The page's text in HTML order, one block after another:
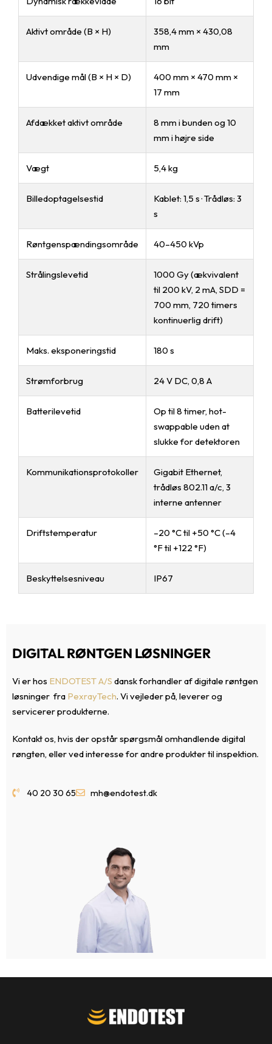
Aktivt område (B × H)
358,4 mm × 430,08
mm
Udvendige mål (B × H × D)
400 mm × 470 mm ×
17 mm
Afdækket aktivt område
8 mm i bunden og 10
mm i højre side
Vægt 5,4 kg
Billedoptagelsestid
Kablet: 1,5 s · Trådløs: 3
s
Røntgenspændingsområde 40–450 kVp
Strålingslevetid
1000 Gy (ækvivalent
til 200 kV, 2 mA, SDD =
700 mm, 720 timers
kontinuerlig drift)
Maks. eksponeringstid 180 s
Strømforbrug 24 V DC, 0,8 A
Batterilevetid
Op til 8 timer, hot-
swappable uden at
slukke for detektoren
Kommunikationsprotokoller
Gigabit Ethernet,
trådløs 802.11 a/c, 3
interne antenner
Driftstemperatur
–20 °C til +50 °C (–4
°F til +122 °F)
Beskyttelsesniveau IP67
DIGITAL RØNTGEN LØSNINGER
Vi er hos ENDOTEST A/S dansk forhandler af digitale røntgen
løsninger fra PexrayTech. Vi vejleder på, leverer og
servicerer produkterne.
Kontakt os, hvis der opstår spørgsmål omhandlende digital
røngten, eller ved interesse for andre produkter til inspektion.
40 20 30 65 mh@endotest.dk